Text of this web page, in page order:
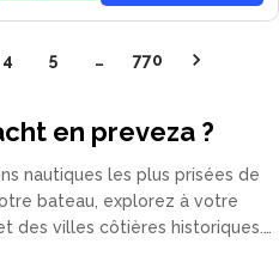
4 5 … 770
en preveza ?
nautiques les plus prisées de
bateau, explorez à votre
des villes côtières historiques.